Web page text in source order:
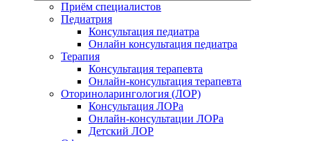
Приём специалистов
Педиатрия
Консультация педиатра
Онлайн консультация педиатра
Терапия
Консультация терапевта
Онлайн-консультация терапевта
Оториноларингология (ЛОР)
Консультация ЛОРа
Онлайн-консультации ЛОРа
Детский ЛОР